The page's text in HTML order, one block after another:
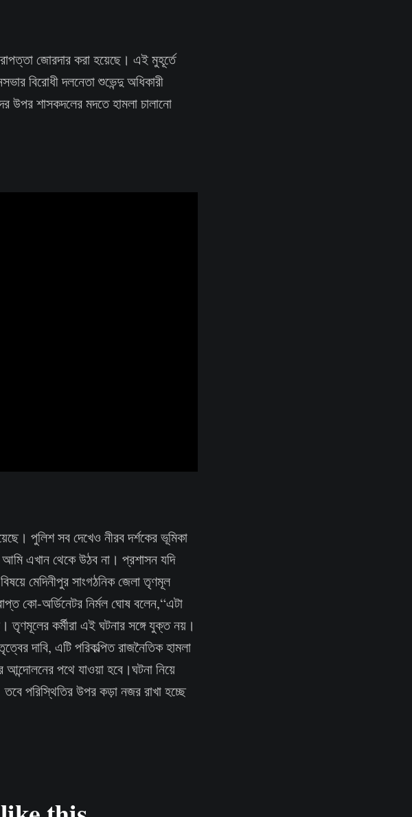
জোরদার করা হয়েছে। এই মুহূর্তে
বিরোধী দলনেতা শুভেন্দু অধিকারী
উপর শাসকদলের মদতে হামলা চালানো
পুলিশ সব দেখেও নীরব দর্শকের ভূমিকা
আমি এখান থেকে উঠব না। প্রশাসন যদি
মেদিনীপুর সাংগঠনিক জেলা তৃণমূল
কো-অর্ডিনেটর নির্মল ঘোষ বলেন,“এটা
কর্মীরা এই ঘটনার সঙ্গে যুক্ত নয়।
দাবি, এটি পরিকল্পিত রাজনৈতিক হামলা
পথে যাওয়া হবে।ঘটনা নিয়ে
পরিস্থিতির উপর কড়া নজর রাখা হচ্ছে